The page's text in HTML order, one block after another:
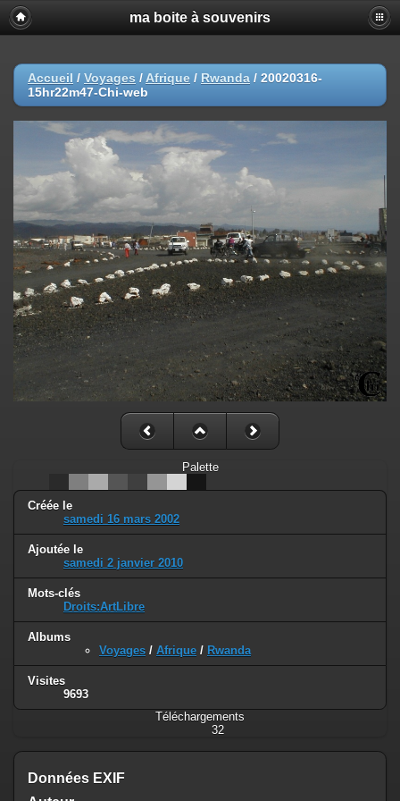
ma boite à souvenirs
Accueil / Voyages / Afrique / Rwanda / 20020316-
15hr22m47-Chi-web
Palette
Créée le
samedi 16 mars 2002
Ajoutée le
samedi 2 janvier 2010
Mots-clés
Droits:ArtLibre
Albums
Voyages / Afrique / Rwanda
Visites
9693
Téléchargements
32
Données EXIF